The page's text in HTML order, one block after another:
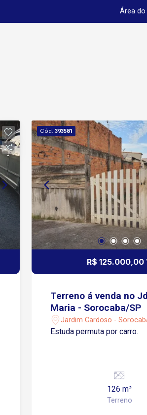
Área do
Cód. 393581
R$ 125.000,00
Terreno á venda no
Maria - Sorocaba/SP
Jardim Cardoso -
Estuda permuta por carro.
126 m²
Terreno